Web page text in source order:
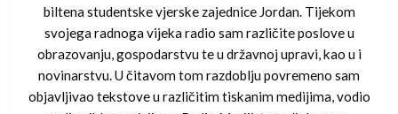
biltena studentske vjerske zajednice Jordan. Tijekom
svojega radnoga vijeka radio sam različite poslove u
obrazovanju, gospodarstvu te u državnoj upravi, kao u i
novinarstvu. U čitavom tom razdoblju povremeno sam
objavljivao tekstove u različitim tiskanim medijima, vodio